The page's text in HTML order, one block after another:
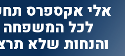
אלי אקספרס
לכל המשפחה
והנחות שלא